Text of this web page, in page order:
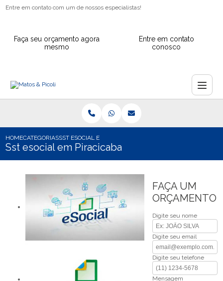
Entre em contato com um de nossos especialistas!
Faça seu orçamento agora
mesmo
Entre em contato
conosco
HOMECATEGORIASSST ESOCIAL EM PIRACICABA
Sst esocial em Piracicaba
FAÇA UM
ORÇAMENTO
Digite seu nome
Digite seu email
Digite seu telefone
Mensagem